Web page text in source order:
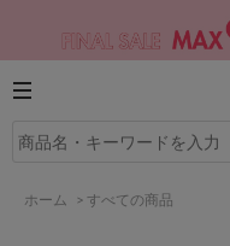
ホーム > すべての商品